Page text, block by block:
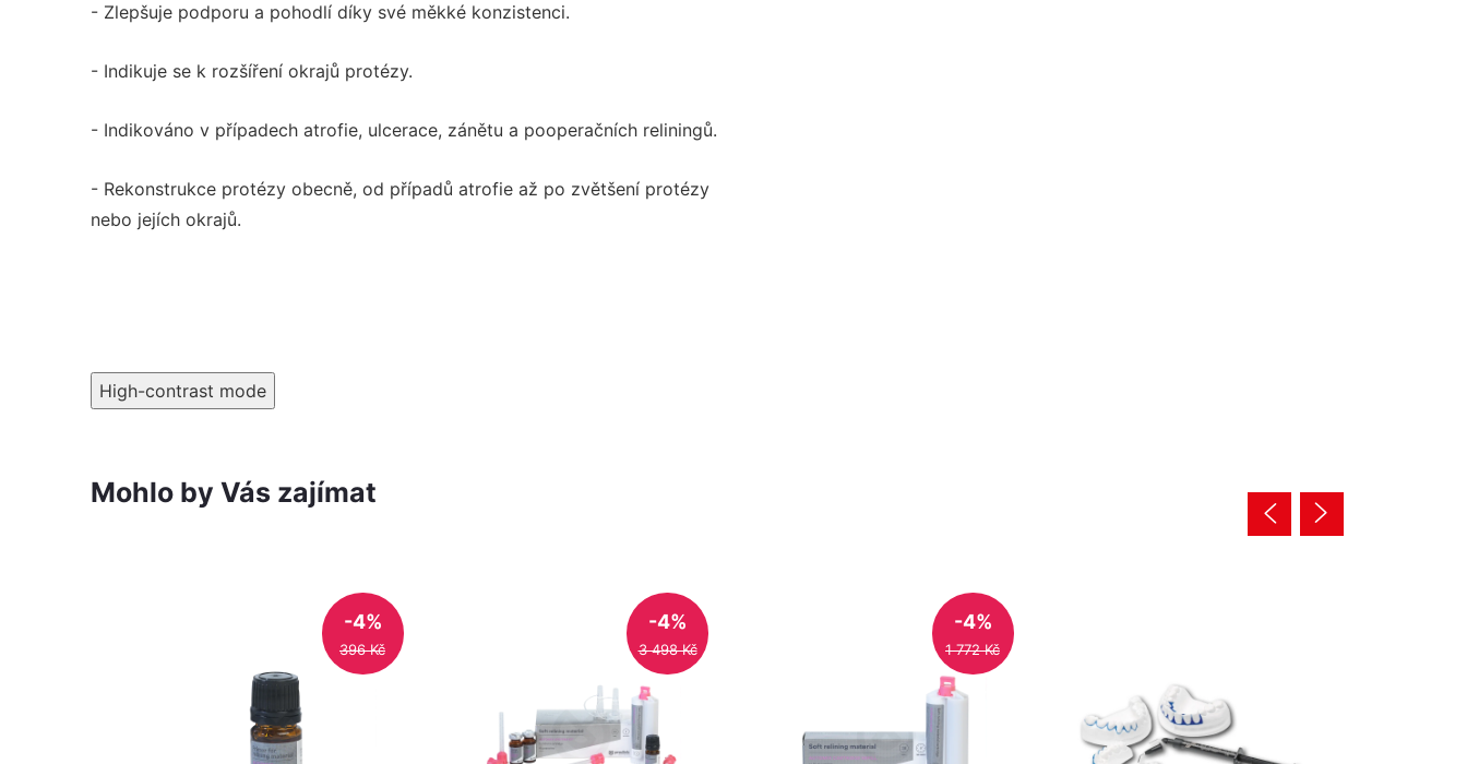
- Zlepšuje podporu a pohodlí díky své měkké konzistenci.
- Indikuje se k rozšíření okrajů protézy.
- Indikováno v případech atrofie, ulcerace, zánětu a pooperačních reliningů.
- Rekonstrukce protézy obecně, od případů atrofie až po zvětšení protézy
nebo jejích okrajů.
High-contrast mode
Mohlo by Vás zajímat
396 Kč
-4%
3 498 Kč
-4%
1 772 Kč
-4%